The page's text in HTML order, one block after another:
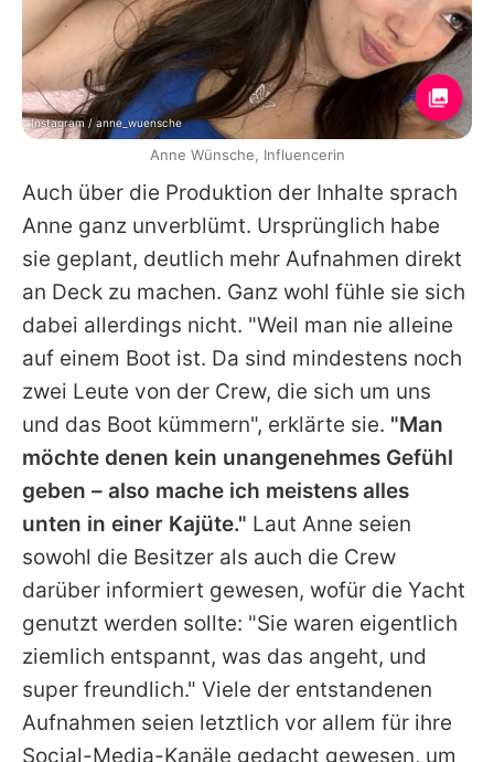
Auch über die Produktion der Inhalte sprach
Anne ganz unverblümt. Ursprünglich habe
sie geplant, deutlich mehr Aufnahmen direkt
an Deck zu machen. Ganz wohl fühle sie sich
dabei allerdings nicht. "Weil man nie alleine
auf einem Boot ist. Da sind mindestens noch
zwei Leute von der Crew, die sich um uns
und das Boot kümmern", erklärte sie. "Man
möchte denen kein unangenehmes Gefühl
geben – also mache ich meistens alles
unten in einer Kajüte." Laut Anne seien
sowohl die Besitzer als auch die Crew
darüber informiert gewesen, wofür die Yacht
genutzt werden sollte: "Sie waren eigentlich
ziemlich entspannt, was das angeht, und
super freundlich." Viele der entstandenen
Aufnahmen seien letztlich vor allem für ihre
Social-Media-Kanäle gedacht gewesen, um
Instagram / anne_wuensche
Anne Wünsche, Influencerin